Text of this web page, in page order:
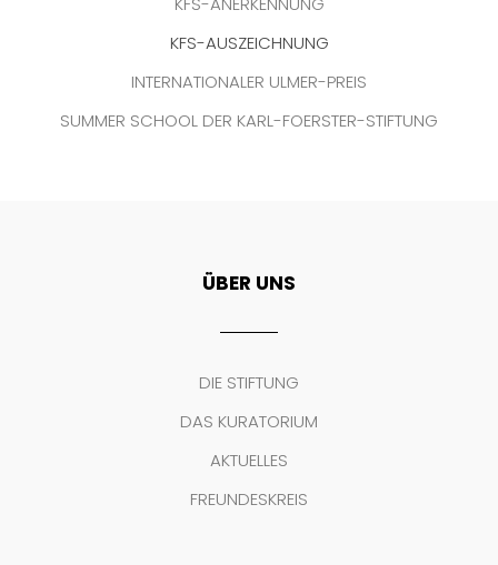
KFS-AUSZEICHNUNG
INTERNATIONALER ULMER-PREIS
SUMMER SCHOOL DER KARL-FOERSTER-STIFTUNG
ÜBER UNS
DIE STIFTUNG
DAS KURATORIUM
AKTUELLES
FREUNDESKREIS